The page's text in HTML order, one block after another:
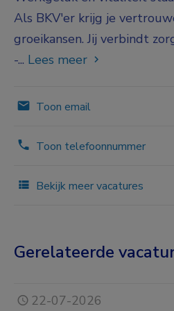
Als BKV'er krijg je
groeikansen. Jij verbindt
-... Lees meer
Toon email
Toon telefoonnummer
Bekijk meer vacatures
Gerelateerde
22-07-2026